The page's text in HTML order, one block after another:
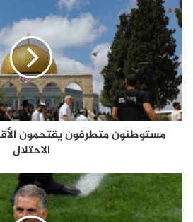
مستوطنون متطرفون يقتحمون
الاحتلال